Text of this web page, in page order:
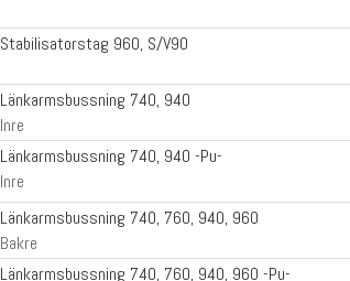
Stabilisatorstag 960, S/V90
Länkarmsbussning 740, 940
Inre
Länkarmsbussning 740, 940 -Pu-
Inre
Länkarmsbussning 740, 760, 940, 960
Bakre
Länkarmsbussning 740, 760, 940, 960 -Pu-